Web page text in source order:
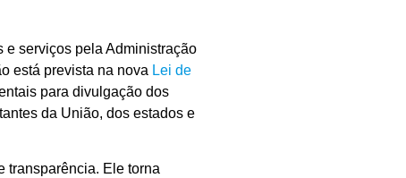
e serviços pela Administração
está prevista na nova Lei de
para divulgação dos
da União, dos estados e
transparência. Ele torna